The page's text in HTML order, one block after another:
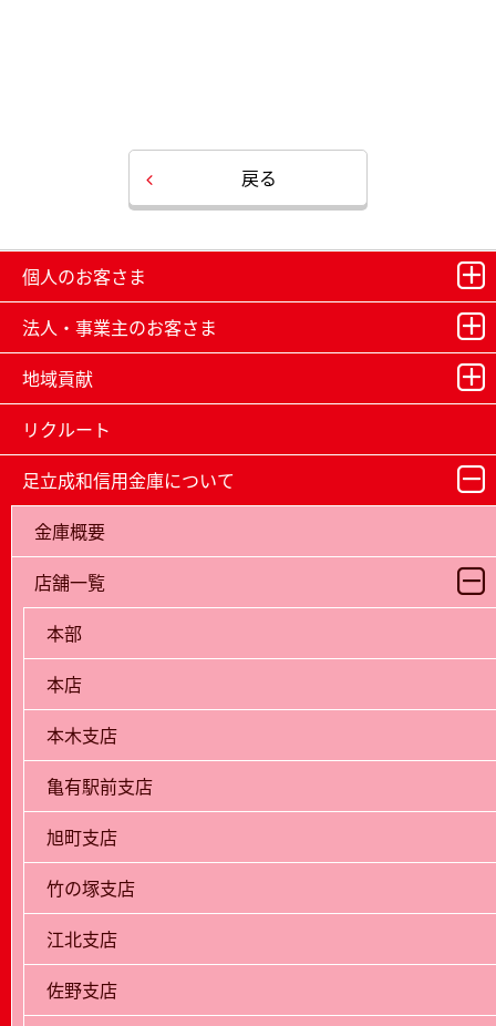
戻る
個人のお客さま
法人・事業主のお客さま
地域貢献
リクルート
足立成和信用金庫について
金庫概要
店舗一覧
本部
本店
本木支店
亀有駅前支店
旭町支店
竹の塚支店
江北支店
佐野支店